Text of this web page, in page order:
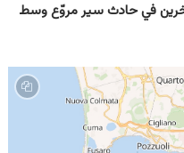
في حادث سير مروّع وسط